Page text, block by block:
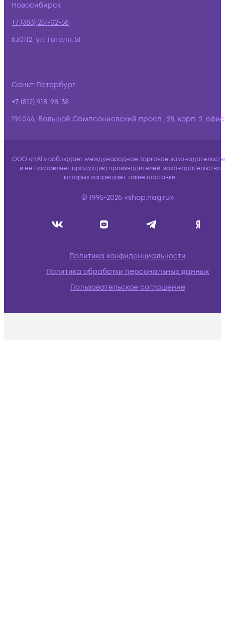
Новосибирск
+7 (383) 251-02-56
630112, ул. Гоголя, 51
Санкт-Петербург
+7 (812) 918-98-38
194044, Большой Сампсониевский просп., 28, корп. 2,
ООО «НАГ» соблюдает международное торговое
и не поставляет продукцию производителей, законодательство
которых запрещает такие поставки.
© 1995-2026 «shop.nag.ru»
Политика конфиденциальности
Политика обработки персональных данных
Пользовательское соглашение